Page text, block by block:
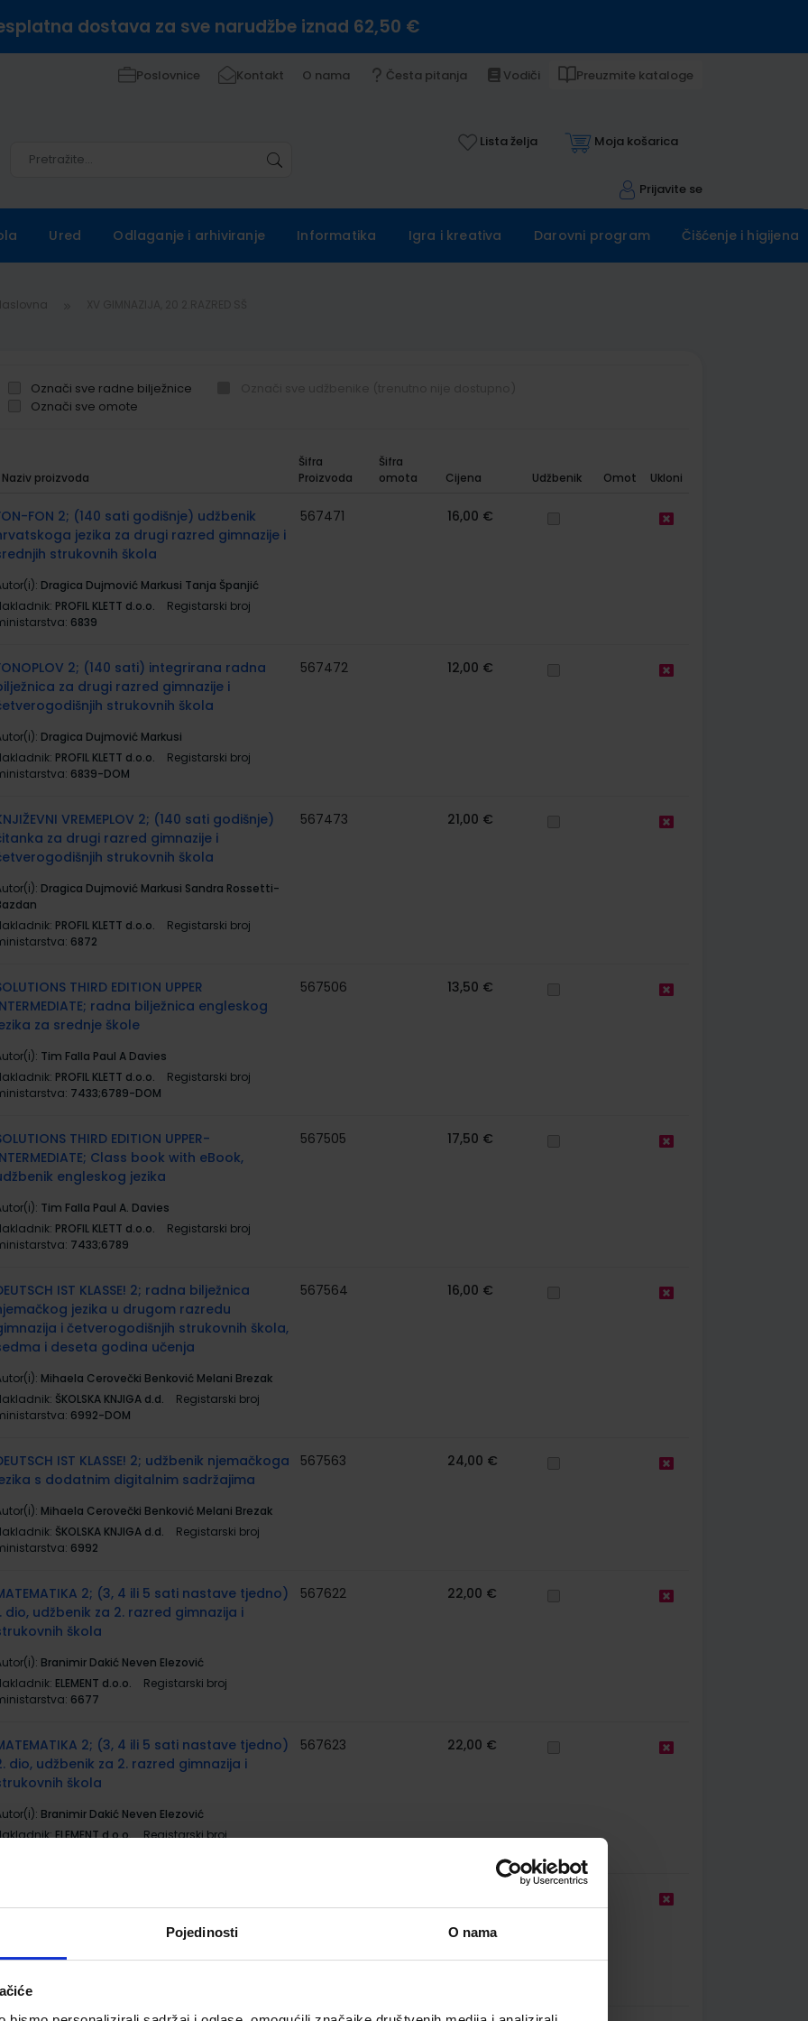
Pojedinosti O nama
dostava za sve narudžbe iznad 62,50 €
Poslovnice Kontakt O nama Česta pitanja Vodiči Preuzmite kataloge
Lista želja Moja košarica
Prijavite se
Ured Odlaganje i arhiviranje Informatika Igra i kreativa Darovni program Čišćenje i higijena
Označi sve radne bilježnice
Označi sve omote
Naziv proizvoda
Šifra
Proizvoda
Šifra
omota
Cijena Udžbenik Omot Ukloni
FON 2; (140 sati godišnje) udžbenik
jezika za drugi razred gimnazije i
strukovnih škola
Dragica Dujmović Markusi Tanja Španjić
PROFIL KLETT d.o.o.
Registarski broj
6839
567471 16,00 €
2; (140 sati) integrirana radna
za drugi razred gimnazije i
strukovnih škola
Dragica Dujmović Markusi
PROFIL KLETT d.o.o.
Registarski broj
6839-DOM
567472 12,00 €
VREMEPLOV 2; (140 sati godišnje)
za drugi razred gimnazije i
strukovnih škola
Dragica Dujmović Markusi Sandra Rossetti-
PROFIL KLETT d.o.o.
Registarski broj
6872
567473 21,00 €
THIRD EDITION UPPER
radna bilježnica engleskog
za srednje škole
Tim Falla Paul A Davies
PROFIL KLETT d.o.o.
Registarski broj
7433;6789-DOM
567506 13,50 €
THIRD EDITION UPPER-
Class book with eBook,
engleskog jezika
Tim Falla Paul A. Davies
PROFIL KLETT d.o.o.
Registarski broj
7433;6789
567505 17,50 €
IST KLASSE! 2; radna bilježnica
jezika u drugom razredu
i četverogodišnjih strukovnih škola,
i deseta godina učenja
Mihaela Cerovečki Benković Melani Brezak
ŠKOLSKA KNJIGA d.d.
Registarski broj
6992-DOM
567564 16,00 €
IST KLASSE! 2; udžbenik njemačkoga
s dodatnim digitalnim sadržajima
Mihaela Cerovečki Benković Melani Brezak
ŠKOLSKA KNJIGA d.d.
Registarski broj
6992
567563 24,00 €
2; (3, 4 ili 5 sati nastave tjedno)
dio, udžbenik za 2. razred gimnazija i
škola
Branimir Dakić Neven Elezović
ELEMENT d.o.o.
Registarski broj
6677
567622 22,00 €
2; (3, 4 ili 5 sati nastave tjedno)
dio, udžbenik za 2. razred gimnazija i
škola
Branimir Dakić Neven Elezović
ELEMENT d.o.o.
Registarski broj
567623 22,00 €